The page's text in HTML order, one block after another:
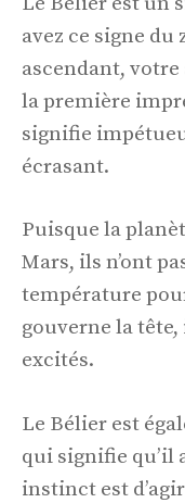
avez ce signe
ascendant,
la première
signifie
écrasant.
Puisque la
Mars, ils n’ont
température
gouverne la
excités.
Le Bélier est
qui signifie qu’il
instinct est